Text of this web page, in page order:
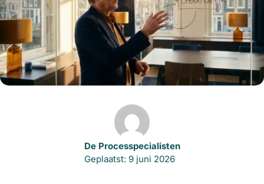
De Processpecialisten
Geplaatst: 9 juni 2026